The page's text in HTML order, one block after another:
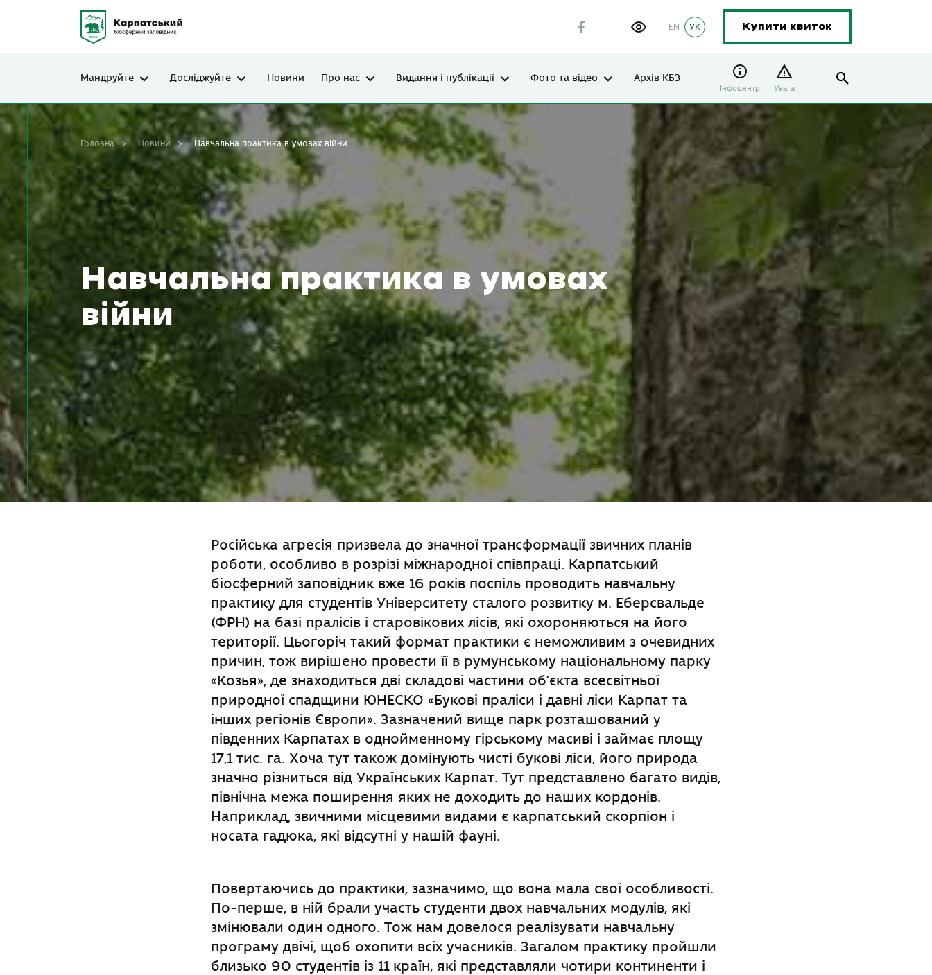
УК
EN Купити квиток
Мандруйте Досліджуйте Новини Про нас Видання і публікації Фото та відео Архів КБЗ
Інфоцентр Увага
Навчальна практика в умовах
війни
Головна Новини Навчальна практика в умовах війни
Російська агресія призвела до значної трансформації звичних планів
роботи, особливо в розрізі міжнародної співпраці. Карпатський
біосферний заповідник вже 16 років поспіль проводить навчальну
практику для студентів Університету сталого розвитку м. Еберсвальде
(ФРН) на базі пралісів і старовікових лісів, які охороняються на його
території. Цьогоріч такий формат практики є неможливим з очевидних
причин, тож вирішено провести її в румунському національному парку
«Козья», де знаходиться дві складові частини об’єкта всесвітньої
природної спадщини ЮНЕСКО «Букові праліси і давні ліси Карпат та
інших регіонів Європи». Зазначений вище парк розташований у
південних Карпатах в однойменному гірському масиві і займає площу
17,1 тис. га. Хоча тут також домінують чисті букові ліси, його природа
значно різниться від Українських Карпат. Тут представлено багато видів,
північна межа поширення яких не доходить до наших кордонів.
Наприклад, звичними місцевими видами є карпатський скорпіон і
носата гадюка, які відсутні у нашій фауні.
Повертаючись до практики, зазначимо, що вона мала свої особливості.
По-перше, в ній брали участь студенти двох навчальних модулів, які
змінювали один одного. Тож нам довелося реалізувати навчальну
програму двічі, щоб охопити всіх учасників. Загалом практику пройшли
близько 90 студентів із 11 країн, які представляли чотири континенти і